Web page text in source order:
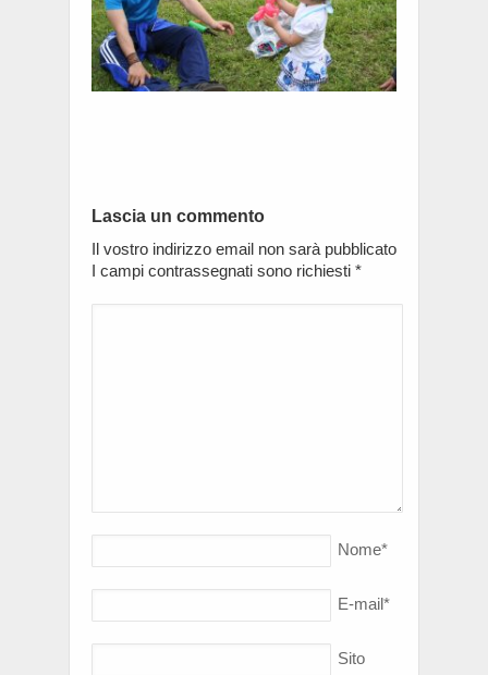
Lascia un commento
Il vostro indirizzo email non sarà pubblicato
I campi contrassegnati sono richiesti *
Nome*
E-mail*
Sito